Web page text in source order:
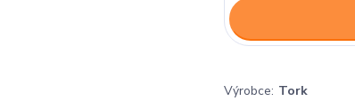
Výrobce: Tork